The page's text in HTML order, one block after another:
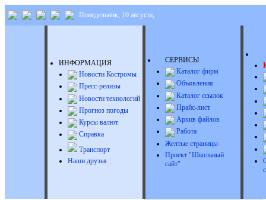
Понедельник, 10 августа,
ИНФОРМАЦИЯ
Новости Костромы
Пресс-релизы
Новости технологий
Прогноз погоды
Курсы валют
Справка
Транспорт
Наши друзья
СЕРВИСЫ
Каталог фирм
Объявления
Каталог ссылок
Прайс-лист
Архив файлов
Работа
Желтые страницы
Проект "Школьный
сайт"